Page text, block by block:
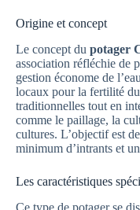
Origine et concept
Le concept du potager
association réfléchie de
gestion économe de
locaux pour la fertilité
traditionnelles tout en
comme le paillage, la
cultures. L’objectif est
minimum d’intrants et
Les caractéristiques
Ce type de potager se